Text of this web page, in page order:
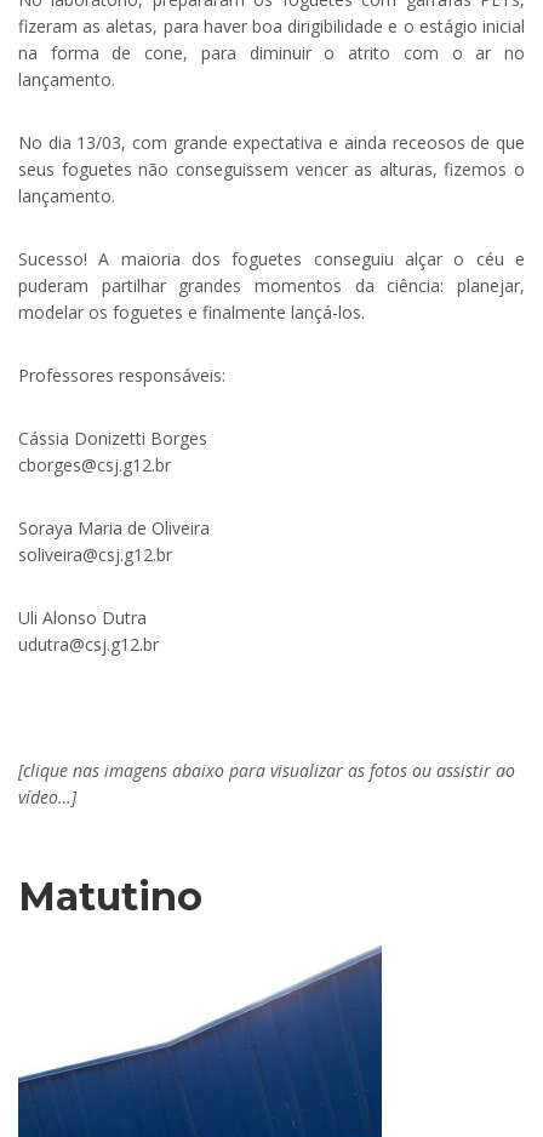
fizeram as aletas, para haver boa dirigibilidade e o estágio inicial
na forma de cone, para diminuir o atrito com o ar no
lançamento.
No dia 13/03, com grande expectativa e ainda receosos de que
seus foguetes não conseguissem vencer as alturas, fizemos o
lançamento.
Sucesso! A maioria dos foguetes conseguiu alçar o céu e
puderam partilhar grandes momentos da ciência: planejar,
modelar os foguetes e finalmente lançá-los.
Professores responsáveis:
Cássia Donizetti Borges
cborges@csj.g12.br
Soraya Maria de Oliveira
soliveira@csj.g12.br
Uli Alonso Dutra
udutra@csj.g12.br
[clique nas imagens abaixo para visualizar as fotos ou assistir ao
vídeo…]
Matutino